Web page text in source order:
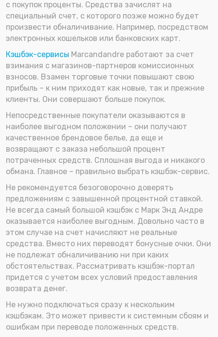
с покупок проценты. Средства зачислят на
специальный счет, с которого позже можно будет
произвести обналичивание. Например, посредством
электронных кошельков или банковских карт.
Кэшбэк-сервисы Marcandandre работают за счет
взимания с магазинов-партнеров комиссионных
взносов. Взамен торговые точки повышают свою
прибыль – к ним приходят как новые, так и прежние
клиенты. Они совершают больше покупок.
Непосредственные покупатели оказываются в
наиболее выгодном положении – они получают
качественное брендовое белье, да еще и
возвращают с заказа небольшой процент
потраченных средств. Сплошная выгода и никакого
обмана. Главное – правильно выбрать кэшбэк-сервис.
Не рекомендуется безоговорочно доверять
предложениям с завышенной процентной ставкой.
Не всегда самый большой кэшбэк с Марк Энд Андре
оказывается наиболее выгодным. Довольно часто в
этом случае на счет начисляют не реальные
средства. Вместо них переводят бонусные очки. Они
не подлежат обналичиванию ни при каких
обстоятельствах. Рассматривать кэшбэк-портал
придется с учетом всех условий предоставления
возврата денег.
Не нужно подключаться сразу к нескольким
кэшбэкам. Это может привести к системным сбоям и
ошибкам при переводе положенных средств.